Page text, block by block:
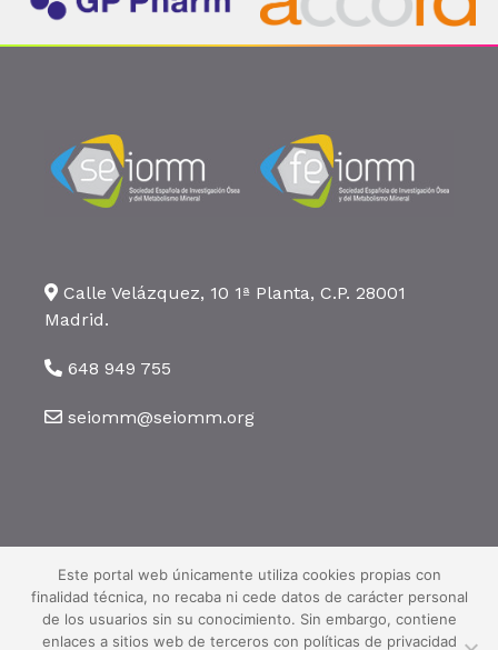
Calle Velázquez, 10 1ª Planta, C.P. 28001
Madrid.
648 949 755
seiomm@seiomm.org
de privacidad·Política de cookies
Este portal web únicamente utiliza cookies propias con
finalidad técnica, no recaba ni cede datos de carácter personal
de los usuarios sin su conocimiento. Sin embargo, contiene
enlaces a sitios web de terceros con políticas de privacidad